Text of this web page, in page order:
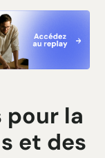
pour la
et des